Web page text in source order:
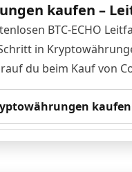
kaufen –
BTC-ECHO
in
du beim Kauf von